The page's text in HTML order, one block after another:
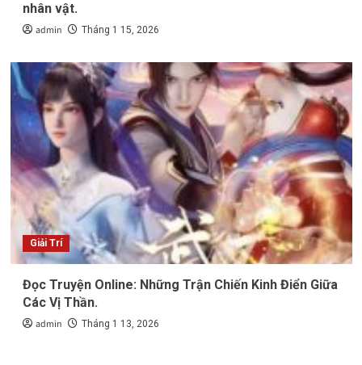
nhân vật.
admin Tháng 1 15, 2026
Giải Trí
Đọc Truyện Online: Những Trận Chiến Kinh Điển Giữa
Các Vị Thần.
admin Tháng 1 13, 2026